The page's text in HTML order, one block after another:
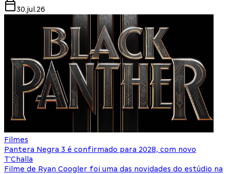
30.jul.26
Filmes
Pantera Negra 3 é confirmado para 2028, com novo
T'Challa
Filme de Ryan Coogler foi uma das novidades do estúdio na